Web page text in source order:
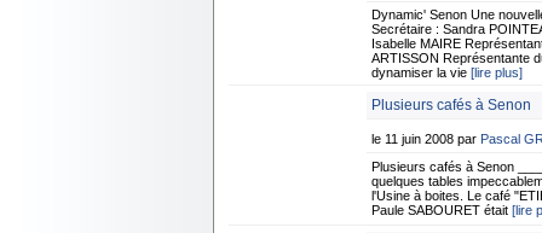
Dynamic' Senon Une
Secrétaire : Sandra
Isabelle MAIRE
ARTISSON Représentante
dynamiser la vie [lire plus]
Plusieurs cafés à Senon
le 11 juin 2008 par Pascal
Plusieurs cafés à Senon
quelques tables
l'Usine à boites. Le café
Paule SABOURET était [lire